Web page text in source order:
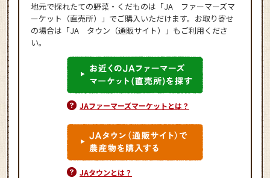
地元で採れたての野菜・くだものは「JA ファーマーズマ
ーケット（直売所）」でご購入いただけます。お取り寄せ
の場合は「JA タウン（通販サイト）」もご利用くださ
い。
JAファーマーズマーケットとは？
JAタウンとは？